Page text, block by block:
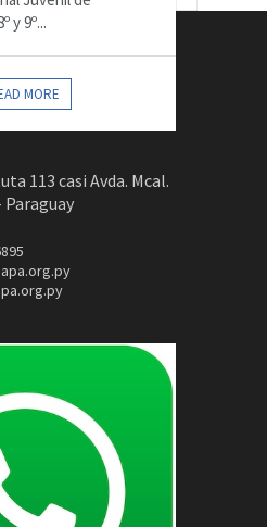
y 9º...
MORE
113 casi Avda. Mcal.
Paraguay